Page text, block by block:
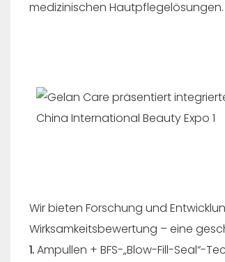
medizinischen Hautpflegelösungen.
Wir bieten Forschung und
Wirksamkeitsbewertung – eine
1.Ampullen + BFS-„Blow-Fill-Seal“-